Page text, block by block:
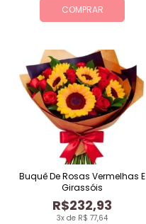
COMPRAR
3x de R$ 77,64
R$232,93
Buquê De Rosas Vermelhas E
Girassóis